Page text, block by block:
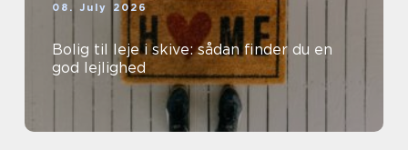
08. July 2026
Bolig til leje i skive: sådan finder du en
god lejlighed